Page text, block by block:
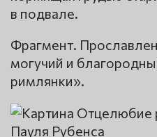
в подвале.
Фрагмент.
могучий и
римлянки».